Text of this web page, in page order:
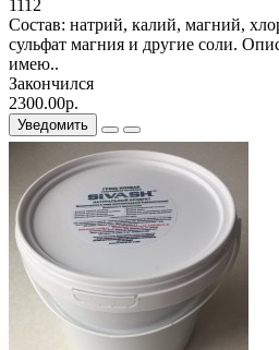
1112
Состав: натрий, калий, магний,
сульфат магния и другие соли.
имею..
Закончился
2300.00р.
Уведомить